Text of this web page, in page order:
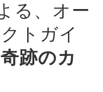
る、オー
トガイ
跡のカ